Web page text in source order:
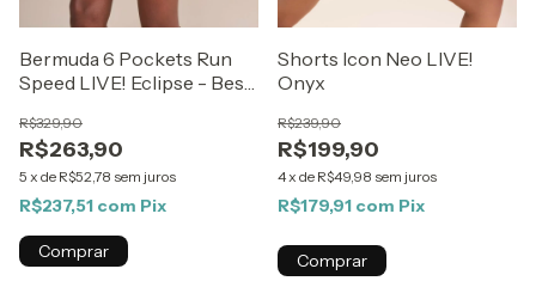
Bermuda 6 Pockets Run
Speed LIVE! Eclipse - Best
R$263,90
R$329,90
5 x de R$52,78 sem juros
R$237,51 com Pix
Comprar
Shorts Icon Neo LIVE!
Onyx
R$199,90
R$239,90
4x de R$49,98 sem juros
R$179,91 com Pix
Comprar